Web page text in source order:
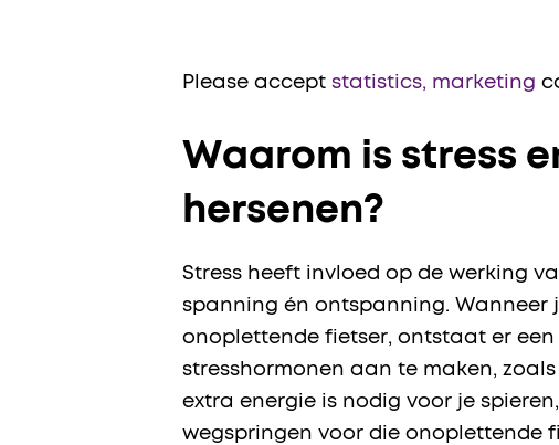
Please acceptstatistics, marketing
Waarom is stress
hersenen?
Stress heeft invloed op de werking
spanning én ontspanning. Wanneer
onoplettende fietser, ontstaat er
stresshormonen aan te maken,
extra energie is nodig voor je
wegspringen voor die onoplettende